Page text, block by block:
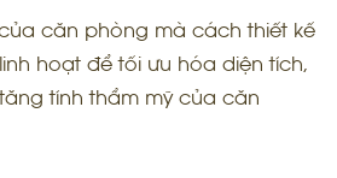
căn phòng mà cách thiết kế
hoạt để tối ưu hóa diện tích,
tính thẩm mỹ của căn